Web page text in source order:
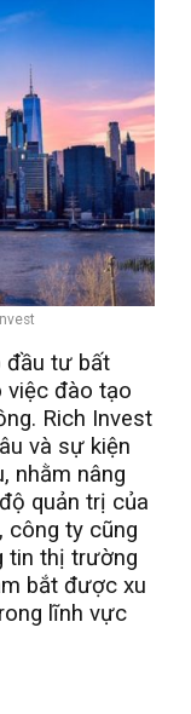
đầu tư bất
việc đào tạo
Rich Invest
và sự kiện
nhằm nâng
quản trị của
công ty cũng
tin thị trường
bắt được xu
lĩnh vực